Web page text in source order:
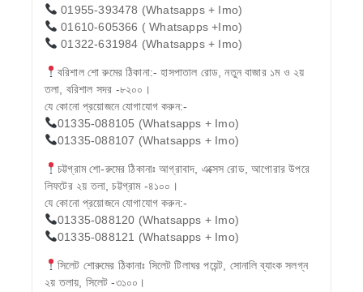
01955-393478 (Whatsapps + Imo)
01610-605366 ( Whatsapps +Imo)
01322-631984 (Whatsapps + Imo)
বরিশাল শো রুমের ঠিকানা:- হাসপাতাল রোড, নতুন বাজার ১ম ও ২য়
তলা, বরিশাল সদর -৮২০০।
যে কোনো প্রয়োজনে যোগাযোগ করুন:-
01335-088105 (Whatsapps + Imo)
01335-088107 (Whatsapps + Imo)
চট্টগ্রাম শো-রুমের ঠিকানাঃ আগ্রাবাদ, এক্সেস রোড, আগোরার উপরে
লিফটের ২য় তলা, চট্টগ্রাম -৪১০০।
যে কোনো প্রয়োজনে যোগাযোগ করুন:-
01335-088120 (Whatsapps + Imo)
01335-088121 (Whatsapps + Imo)
সিলেট শোরুমের ঠিকানাঃ সিলেট টিলাঘর পয়েন্ট, সোনালি ব্যাংক সলগ্ন
২য় তলায়, সিলেট -৩১০০।